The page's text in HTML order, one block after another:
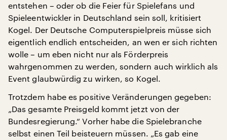
entstehen – oder ob die Feier für Spielefans und
Spieleentwickler in Deutschland sein soll, kritisiert
Kogel. Der Deutsche Computerspielpreis müsse sich
eigentlich endlich entscheiden, an wen er sich richten
wolle – um eben nicht nur als Förderpreis
wahrgenommen zu werden, sondern auch wirklich als
Event glaubwürdig zu wirken, so Kogel.
Trotzdem habe es positive Veränderungen gegeben:
„Das gesamte Preisgeld kommt jetzt von der
Bundesregierung.“ Vorher habe die Spielebranche
selbst einen Teil beisteuern müssen. „Es gab eine